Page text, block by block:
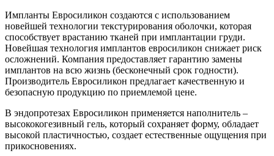
Импланты Евросиликон создаются с использованием
новейшей технологии текстурирования оболочки, которая
способствует врастанию тканей при имплантации груди.
Новейшая технология имплантов евросиликон снижает риск
осложнений. Компания предоставляет гарантию замены
имплантов на всю жизнь (бесконечный срок годности).
Производитель Евросиликон предлагает качественную и
безопасную продукцию по приемлемой цене.
В эндопротезах Евросиликон применяется наполнитель –
высококогезивный гель, который сохраняет форму, обладает
высокой пластичностью, создает естественные ощущения при
прикосновениях.